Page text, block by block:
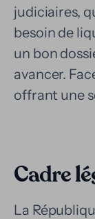
judiciaires,
besoin de
un bon
avancer.
offrant une
Cadre
La